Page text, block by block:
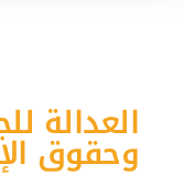
العدالة
وحقوق